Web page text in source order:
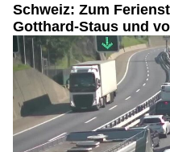
Schweiz: Zum
Gotthard-Staus und